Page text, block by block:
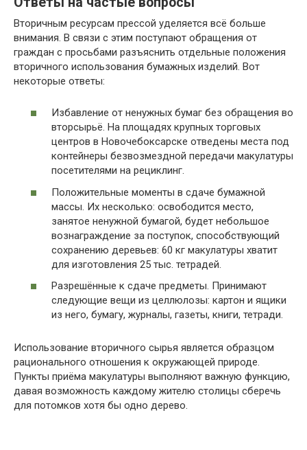
Вторичным ресурсам прессой уделяется всё больше
внимания. В связи с этим поступают обращения от
граждан с просьбами разъяснить отдельные положения
вторичного использования бумажных изделий. Вот
некоторые ответы:
Избавление от ненужных бумаг без обращения во
вторсырьё. На площадях крупных торговых
центров в Новочебоксарске отведены места под
контейнеры безвозмездной передачи макулатуры
посетителями на рециклинг.
Положительные моменты в сдаче бумажной
массы. Их несколько: освободится место,
занятое ненужной бумагой, будет небольшое
вознаграждение за поступок, способствующий
сохранению деревьев: 60 кг макулатуры хватит
для изготовления 25 тыс. тетрадей.
Разрешённые к сдаче предметы. Принимают
следующие вещи из целлюлозы: картон и ящики
из него, бумагу, журналы, газеты, книги, тетради.
Использование вторичного сырья является образцом
рационального отношения к окружающей природе.
Пункты приёма макулатуры выполняют важную функцию,
давая возможность каждому жителю столицы сберечь
для потомков хотя бы одно дерево.